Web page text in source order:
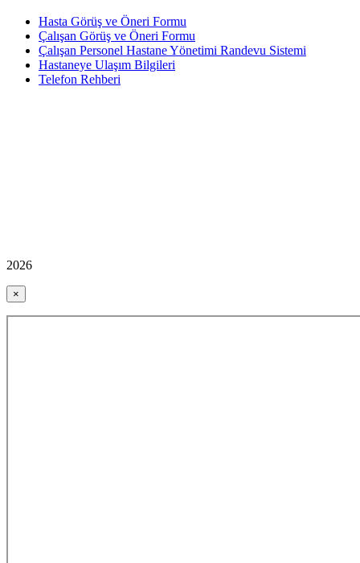
Hasta Görüş ve Öneri Formu
Çalışan Görüş ve Öneri Formu
Çalışan Personel Hastane Yönetimi Randevu Sistemi
Hastaneye Ulaşım Bilgileri
Telefon Rehberi
2026
×